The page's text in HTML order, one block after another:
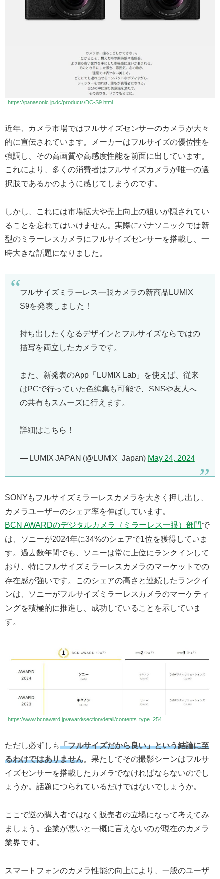
https://panasonic.jp/dc/products/DC-S9.html
近年、カメラ市場ではフルサイズセンサーのカメラが大々
的に宣伝されています。メーカーはフルサイズの優位性を
強調し、その高画質や高感度性能を前面に出しています。
これにより、多くの消費者はフルサイズカメラが唯一の選
択肢であるかのように感じてしまうのです。
しかし、これには市場拡大や売上向上の狙いが隠されてい
ることを忘れてはいけません。実際にパナソニックでは新
型のミラーレスカメラにフルサイズセンサーを搭載し、一
時大きな話題になりました。
フルサイズミラーレス一眼カメラの新商品​LUMIX
S9を発表しました！​
​持ち出したくなるデザインとフルサイズならではの
描写を両立したカメラです​。
また、新発表のApp「LUMIX Lab」を使えば、従来
はPCで行っていた色編集も可能で、SNSや友人へ
の共有もスムーズに行えます。
詳細はこちら！
— LUMIX JAPAN (@LUMIX_Japan) May 24, 2024
SONYもフルサイズミラーレスカメラを大きく押し出し、
カメラユーザーのシェア率を伸ばしています。
BCN AWARDのデジタルカメラ（ミラーレス一眼）部門で
は、ソニーが2024年に34%のシェアで1位を獲得していま
す。過去数年間でも、ソニーは常に上位にランクインして
おり、特にフルサイズミラーレスカメラのマーケットでの
存在感が強いです。このシェアの高さと連続したランクイ
ンは、ソニーがフルサイズミラーレスカメラのマーケティ
ングを積極的に推進し、成功していることを示していま
す。
https://www.bcnaward.jp/award/section/detail/contents_type=254
ただし必ずしも「フルサイズだから良い」という結論に至
るわけではありません。果たしてその撮影シーンはフルサ
イズセンサーを搭載したカメラでなければならないのでし
ょうか。話題につられているだけではないでしょうか。
ここで逆の購入者ではなく販売者の立場になって考えてみ
ましょう。企業が悪いと一概に言えないのが現在のカメラ
業界です。
スマートフォンのカメラ性能の向上により、一般のユーザ